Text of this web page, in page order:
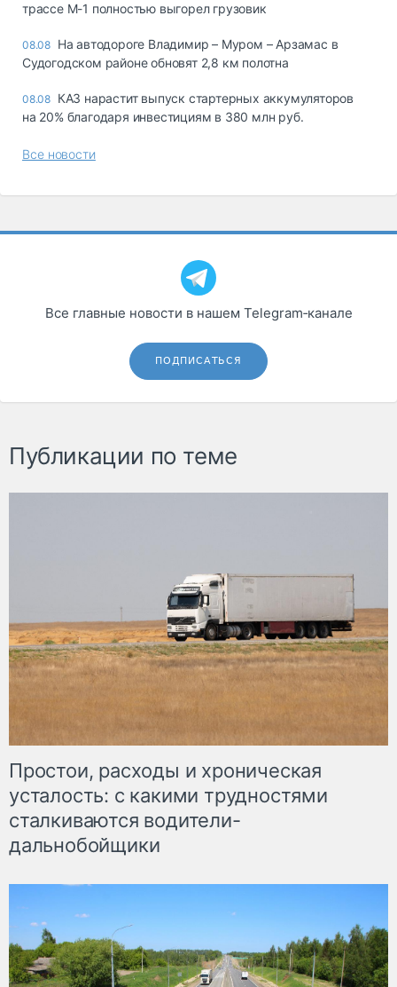
трассе М-1 полностью выгорел грузовик
08.08 На автодороге Владимир – Муром – Арзамас в
Судогодском районе обновят 2,8 км полотна
08.08 КАЗ нарастит выпуск стартерных аккумуляторов
на 20% благодаря инвестициям в 380 млн руб.
Все новости
Все главные новости в нашем Telegram‑канале
ПОДПИСАТЬСЯ
Публикации по теме
Простои, расходы и хроническая
усталость: с какими трудностями
сталкиваются водители-
дальнобойщики